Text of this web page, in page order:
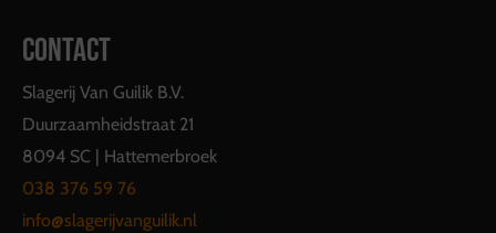
CONTACT
Slagerij Van Guilik B.V.
Duurzaamheidstraat 21
8094 SC | Hattemerbroek
038 376 59 76
info@slagerijvanguilik.nl